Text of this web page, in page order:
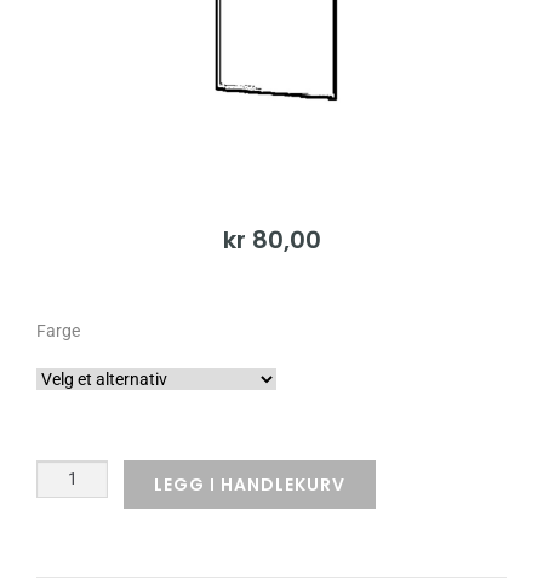
kr 80,00
Farge
LEGG I HANDLEKURV